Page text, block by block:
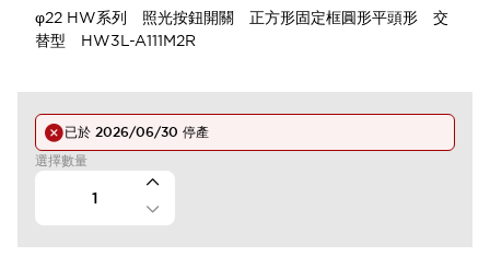
φ22 HW系列 照光按鈕開關 正方形固定框圓形平頭形 交
替型 HW3L-A111M2R
已於 2026/06/30 停產
選擇數量